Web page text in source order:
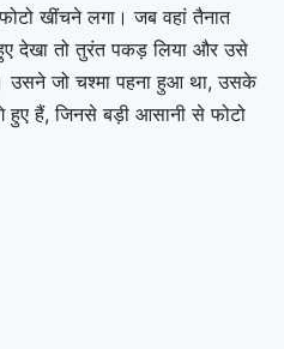
खींचने लगा। जब वहां तैनात
हुए देखा तो तुरंत पकड़ लिया और उसे
उसने जो चश्मा पहना हुआ था, उसके
हुए हैं, जिनसे बड़ी आसानी से फोटो